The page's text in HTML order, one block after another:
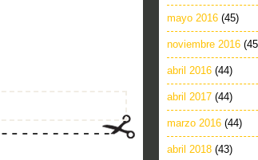
mayo 2016 (45)
noviembre 2016
abril 2016 (44)
abril 2017 (44)
marzo 2016 (44)
abril 2018 (43)